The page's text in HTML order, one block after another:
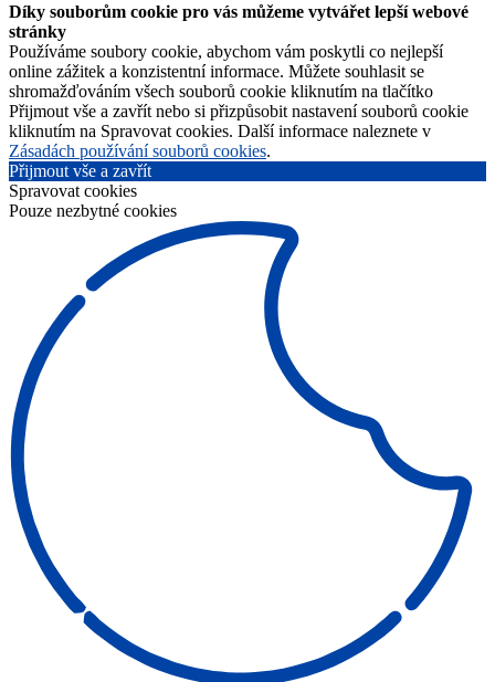
Díky souborům cookie pro vás můžeme vytvářet lepší webové
stránky
Používáme soubory cookie, abychom vám poskytli co nejlepší
online zážitek a konzistentní informace. Můžete souhlasit se
shromažďováním všech souborů cookie kliknutím na tlačítko
Přijmout vše a zavřít nebo si přizpůsobit nastavení souborů cookie
kliknutím na Spravovat cookies. Další informace naleznete v
Zásadách používání souborů cookies.
Přijmout vše a zavřít
Spravovat cookies
Pouze nezbytné cookies